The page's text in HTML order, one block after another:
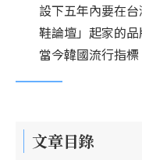
設下五年內要在
鞋論壇」起家的
當今韓國流行指標
文章目錄